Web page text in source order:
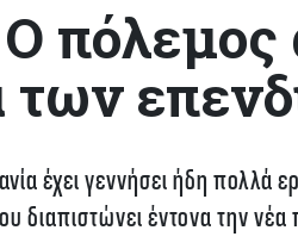
πόλεμος
έχει γεννήσει ήδη πολλά
διαπιστώνει έντονα την νέα